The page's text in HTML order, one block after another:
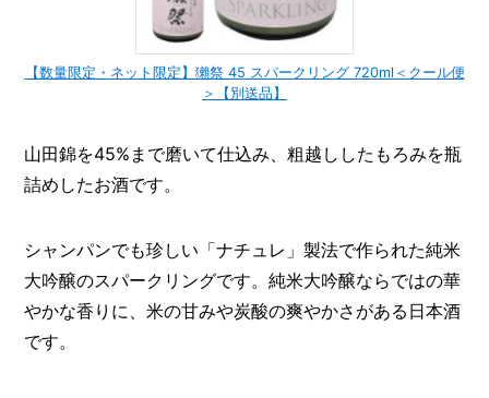
【数量限定・ネット限定】獺祭 45 スパークリング 720ml＜クール便
＞【別送品】
山田錦を45%まで磨いて仕込み、粗越ししたもろみを瓶
詰めしたお酒です。
シャンパンでも珍しい「ナチュレ」製法で作られた純米
大吟醸のスパークリングです。純米大吟醸ならではの華
やかな香りに、米の甘みや炭酸の爽やかさがある日本酒
です。